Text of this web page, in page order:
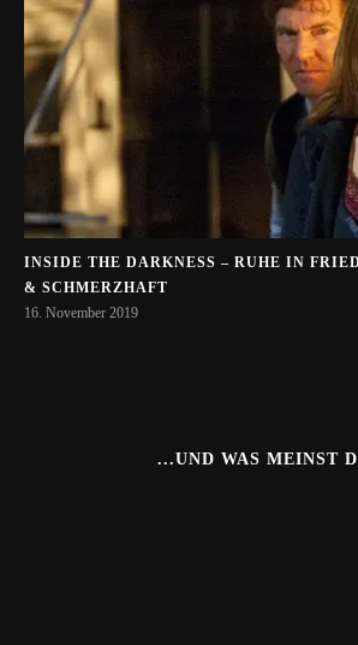
INSIDE THE DARKNESS – RUHE IN
& SCHMERZHAFT
16. November 2019
...UND WAS MEINST